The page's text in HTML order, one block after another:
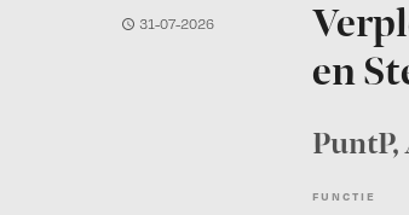
31-07-2026
en
PuntP,
FUNCTIE